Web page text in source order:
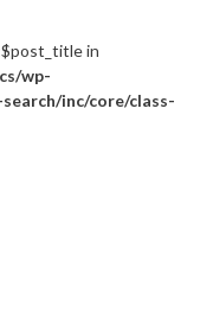
in
wp-
inc/core/class-